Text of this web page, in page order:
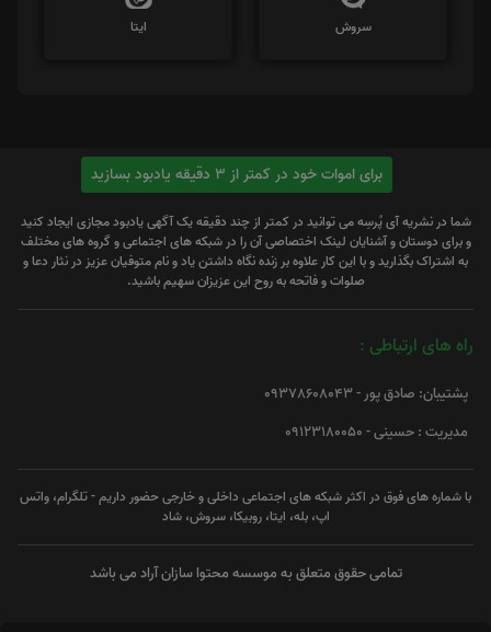
سروش ایتا
برای اموات خود در کمتر از 3 دقیقه یادبود بسازید
شما در نشریه آی پُرسِه می توانید در کمتر از چند دقیقه یک آگهی یادبود مجازی ایجاد کنید
و برای دوستان و آشنایان لینک اختصاصی آن را در شبکه های اجتماعی و گروه های مختلف
به اشتراک بگذارید و با این کار علاوه بر زنده نگاه داشتن یاد و نام متوفیان عزیز در نثار دعا و
صلوات و فاتحه به روح این عزیزان سهیم باشید.
راه های ارتباطی :
پشتیبان: صادق پور - 09378608043
مدیریت : حسینی - 09123180050
با شماره های فوق در اکثر شبکه های اجتماعی داخلی و خارجی حضور داریم - تلگرام، واتس
اپ، بله، ایتا، روبیکا، سروش، شاد
تمامی حقوق متعلق به موسسه محتوا سازان آراد می باشد